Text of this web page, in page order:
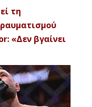
τη
«Δεν βγαίνει